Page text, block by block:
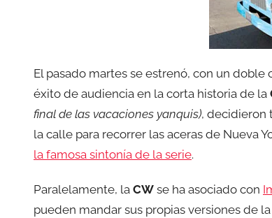
El pasado martes se estrenó, con un doble
éxito de audiencia en la corta historia de la
final de las vacaciones yanquis), decidieron
la calle para recorrer las aceras de Nueva
la famosa sintonía de la serie.
Paralelamente, la CW se ha asociado con
pueden mandar sus propias versiones de